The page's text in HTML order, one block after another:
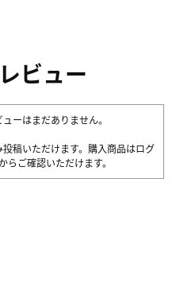
ビュー
ーはまだありません。
稿いただけます。購入商品はログ
からご確認いただけます。